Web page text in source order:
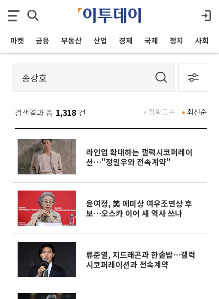
마켓 금융 부동산 산업 경제 국제 정치 사회
검색결과 총 1,318 건 최신순
정확도순
라인업 확대하는 갤럭시코퍼레이
션⋯"정일우와 전속계약"
윤여정, 美 에미상 여우조연상 후
보⋯오스카 이어 새 역사 쓰나
류준열, 지드래곤과 한솥밥⋯갤럭
시코퍼레이션과 전속계약